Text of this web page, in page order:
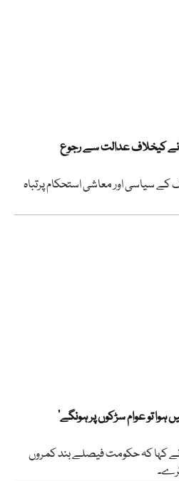
کیخلاف عدالت سے رجوع
سیاسی اور معاشی استحکام پرتباہ
ہوا تو عوام سڑکوں پر ہونگے‘
نے کہا کہ حکومت فیصلے بند کمروں